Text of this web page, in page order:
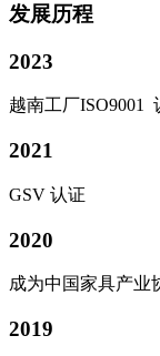
发展历程
2023
越南工厂ISO9001
2021
GSV 认证
2020
成为中国家具产业
2019